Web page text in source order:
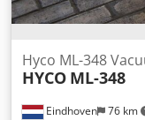
Eindhoven 76 km
Hyco ML-348
HYCO ML-348